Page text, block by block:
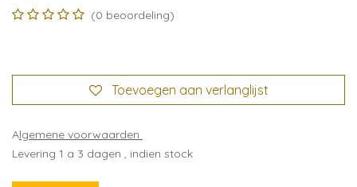
(0 beoordeling)
Toevoegen aan verlanglijst
Algemene voorwaarden
Levering 1 a 3 dagen , indien stock